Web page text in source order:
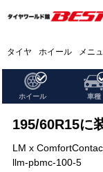
タイヤ ホイール メニ
ホイール 車種
195/60R15に
LM x
llm-pbmc-100-5